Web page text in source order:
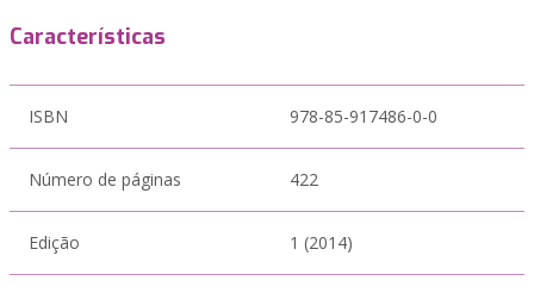
Características
ISBN 978-85-917486-0-0
Número de páginas 422
Edição 1 (2014)